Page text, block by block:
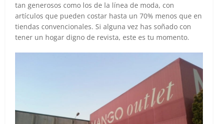
tan generosos como los de la línea de moda, con
artículos que pueden costar hasta un 70% menos que en
tiendas convencionales. Si alguna vez has soñado con
tener un hogar digno de revista, este es tu momento.